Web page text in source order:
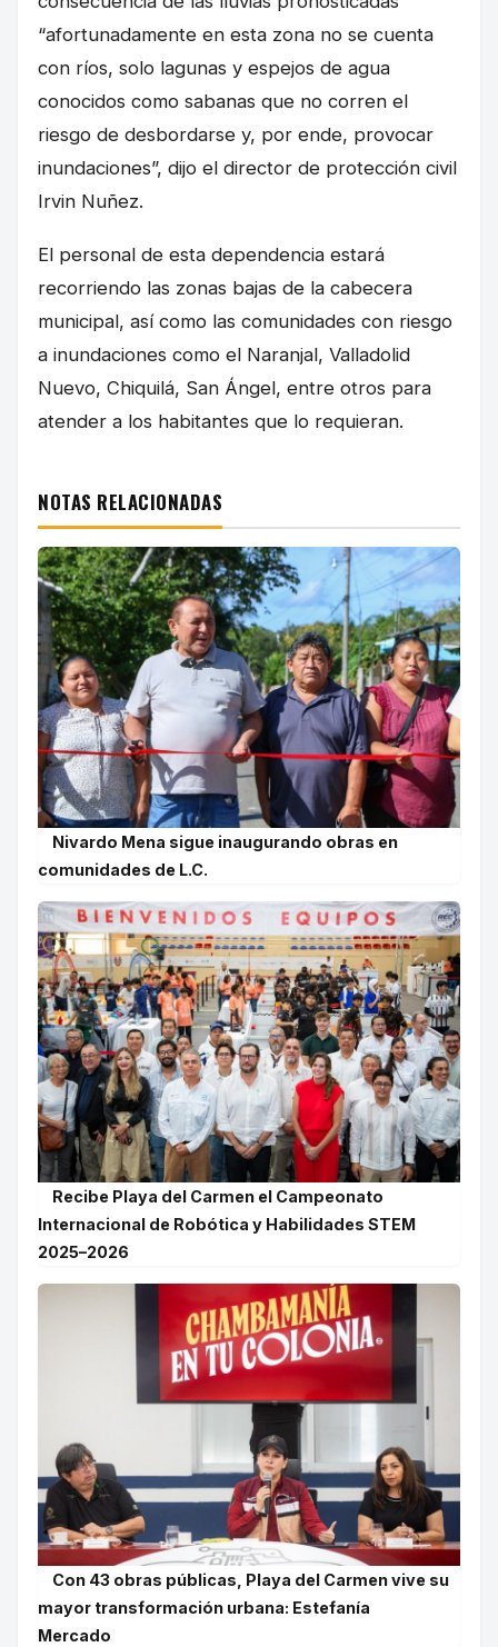
“afortunadamente en esta zona no se cuenta
con ríos, solo lagunas y espejos de agua
conocidos como sabanas que no corren el
riesgo de desbordarse y, por ende, provocar
inundaciones”, dijo el director de protección civil
Irvin Nuñez.
El personal de esta dependencia estará
recorriendo las zonas bajas de la cabecera
municipal, así como las comunidades con riesgo
a inundaciones como el Naranjal, Valladolid
Nuevo, Chiquilá, San Ángel, entre otros para
atender a los habitantes que lo requieran.
NOTAS RELACIONADAS
Nivardo Mena sigue inaugurando obras en
comunidades de L.C.
Recibe Playa del Carmen el Campeonato
Internacional de Robótica y Habilidades STEM
2025–2026
Con 43 obras públicas, Playa del Carmen vive su
mayor transformación urbana: Estefanía
Mercado